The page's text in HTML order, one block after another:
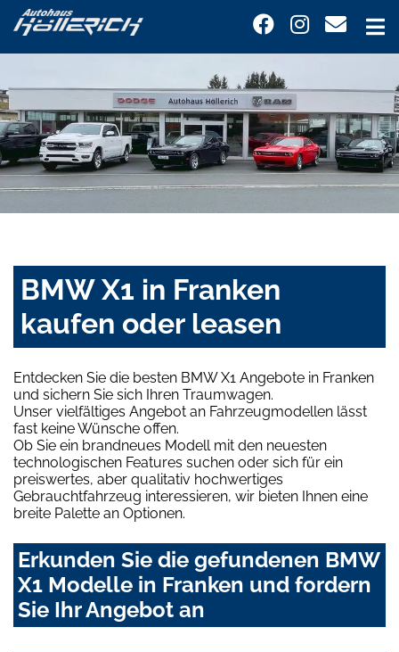
BMW X1 in Franken
kaufen oder leasen
Entdecken Sie die besten BMW X1 Angebote in Franken
und sichern Sie sich Ihren Traumwagen.
Unser vielfältiges Angebot an Fahrzeugmodellen lässt
fast keine Wünsche offen.
Ob Sie ein brandneues Modell mit den neuesten
technologischen Features suchen oder sich für ein
preiswertes, aber qualitativ hochwertiges
Gebrauchtfahrzeug interessieren, wir bieten Ihnen eine
breite Palette an Optionen.
Erkunden Sie die gefundenen BMW
X1 Modelle in Franken und fordern
Sie Ihr Angebot an